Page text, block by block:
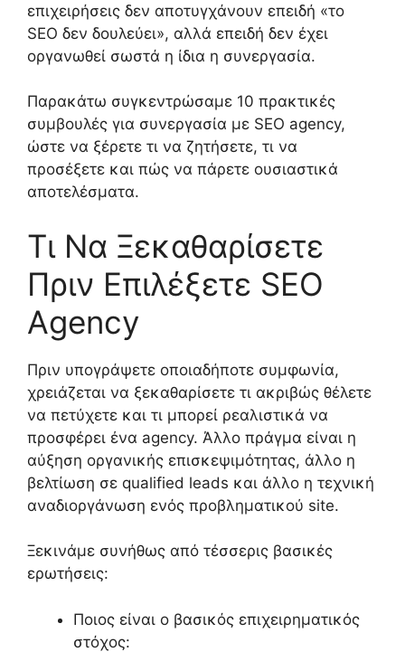
επιχειρήσεις δεν αποτυγχάνουν επειδή «το
SEO δεν δουλεύει», αλλά επειδή δεν έχει
οργανωθεί σωστά η ίδια η συνεργασία.
Παρακάτω συγκεντρώσαμε 10 πρακτικές
συμβουλές για συνεργασία με SEO agency,
ώστε να ξέρετε τι να ζητήσετε, τι να
προσέξετε και πώς να πάρετε ουσιαστικά
αποτελέσματα.
Τι Να Ξεκαθαρίσετε
Πριν Επιλέξετε SEO
Agency
Πριν υπογράψετε οποιαδήποτε συμφωνία,
χρειάζεται να ξεκαθαρίσετε τι ακριβώς θέλετε
να πετύχετε και τι μπορεί ρεαλιστικά να
προσφέρει ένα agency. Άλλο πράγμα είναι η
αύξηση οργανικής επισκεψιμότητας, άλλο η
βελτίωση σε qualified leads και άλλο η τεχνική
αναδιοργάνωση ενός προβληματικού site.
Ξεκινάμε συνήθως από τέσσερις βασικές
ερωτήσεις:
Ποιος είναι ο βασικός επιχειρηματικός
στόχος: